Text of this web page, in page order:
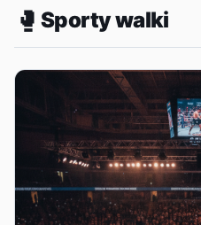
🥊 Sporty walki